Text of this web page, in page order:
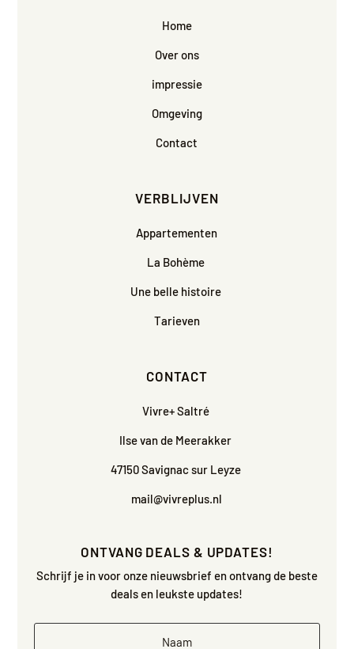
Home
Over ons
impressie
Omgeving
Contact
VERBLIJVEN
Appartementen
La Bohème
Une belle histoire
Tarieven
CONTACT
Vivre+ Saltré
Ilse van de Meerakker
47150 Savignac sur Leyze
mail@vivreplus.nl
ONTVANG DEALS & UPDATES!
Schrijf je in voor onze nieuwsbrief en ontvang de beste
deals en leukste updates!